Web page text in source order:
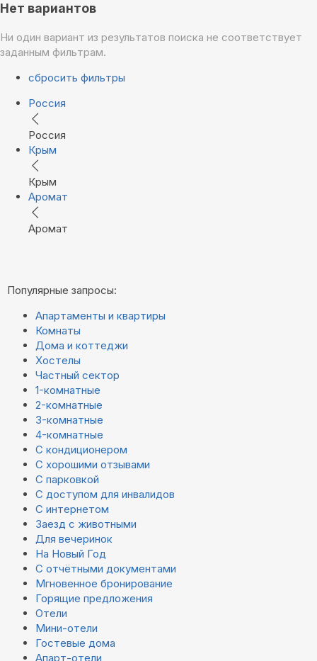
Нет вариантов
Ни один вариант из результатов поиска не соответствует
заданным фильтрам.
сбросить фильтры
Россия
Россия
Крым
Крым
Аромат
Аромат
Популярные запросы:
Апартаменты и квартиры
Комнаты
Дома и коттеджи
Хостелы
Частный сектор
1-комнатные
2-комнатные
3-комнатные
4-комнатные
С кондиционером
С хорошими отзывами
С парковкой
С доступом для инвалидов
С интернетом
Заезд с животными
Для вечеринок
На Новый Год
С отчётными документами
Мгновенное бронирование
Горящие предложения
Отели
Мини-отели
Гостевые дома
Апарт-отели